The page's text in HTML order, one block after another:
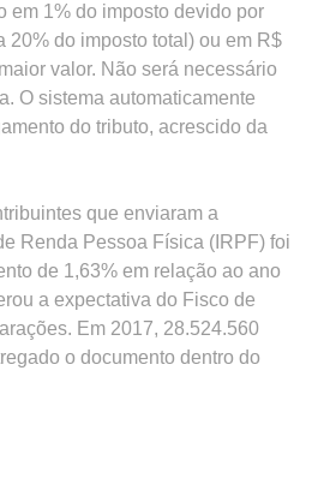
em 1% do imposto devido por
20% do imposto total) ou em R$
valor. Não será necessário
O sistema automaticamente
do tributo, acrescido da
que enviaram a
Renda Pessoa Física (IRPF) foi
de 1,63% em relação ao ano
a expectativa do Fisco de
Em 2017, 28.524.560
o documento dentro do